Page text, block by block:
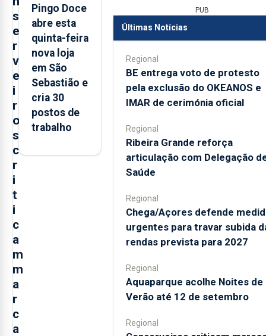
s
e
r
v
e
i
r
o
s
c
r
i
t
i
c
a
m
m
a
r
c
a
Pingo Doce
abre esta
quinta-feira
nova loja
em São
Sebastião e
cria 30
postos de
trabalho
PUB
Últimas Notícias
Regional
BE entrega voto de protesto
pela exclusão do OKEANOS e
IMAR de cerimónia oficial
Regional
Ribeira Grande reforça
articulação com Delegação
Saúde
Regional
Chega/Açores defende
urgentes para travar subida
rendas prevista para 2027
Regional
Aquaparque acolhe Noites de
Verão até 12 de setembro
Regional